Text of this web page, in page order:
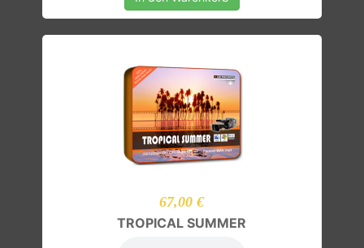
67,00 €
TROPICAL SUMMER